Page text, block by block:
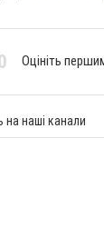
Оцініть
на наші канали